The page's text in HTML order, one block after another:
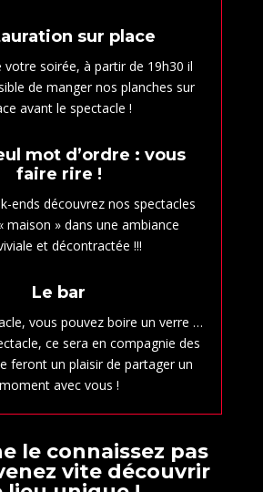
sur place
votre soirée, à partir de 19h30 il
de manger nos planches sur
avant le spectacle !
mot d’ordre : vous
faire rire !
ends découvrez nos spectacles
maison » dans une ambiance
et décontractée !!!
Le bar
vous pouvez boire un verre …
ce sera en compagnie des
feront un plaisir de partager un
moment avec vous !
le connaissez pas
vite découvrir